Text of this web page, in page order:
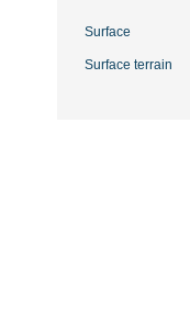
Surface
Surface terrain